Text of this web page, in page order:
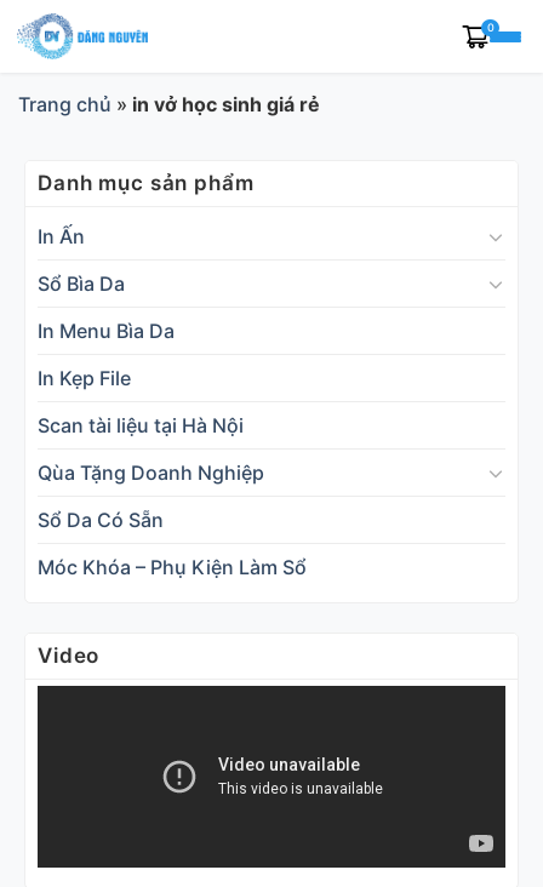
Skip
to
0
Trang chủ » in vở học sinh giá rẻ
Danh mục sản phẩm
In Ấn
Sổ Bìa Da
In Menu Bìa Da
In Kẹp File
Scan tài liệu tại Hà Nội
Qùa Tặng Doanh Nghiệp
Sổ Da Có Sẵn
Móc Khóa – Phụ Kiện Làm Sổ
Video